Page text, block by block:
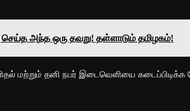
செய்த அந்த ஒரு தவறு! தள்ளாடும் தமிழகம்!
மற்றும் தனி நபர் இடைவெளியை கடைப்பிடிக்க